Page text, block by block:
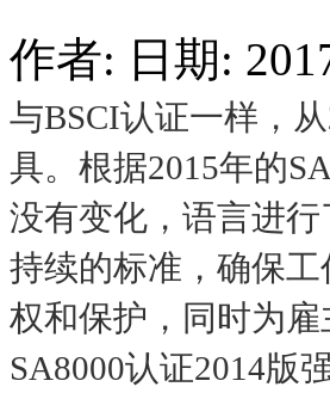
作者: 日期:
与BSCI认证一样，
具。根据2015年的
没有变化，语言进
持续的标准，确保
权和保护，同时为
SA8000认证2014版